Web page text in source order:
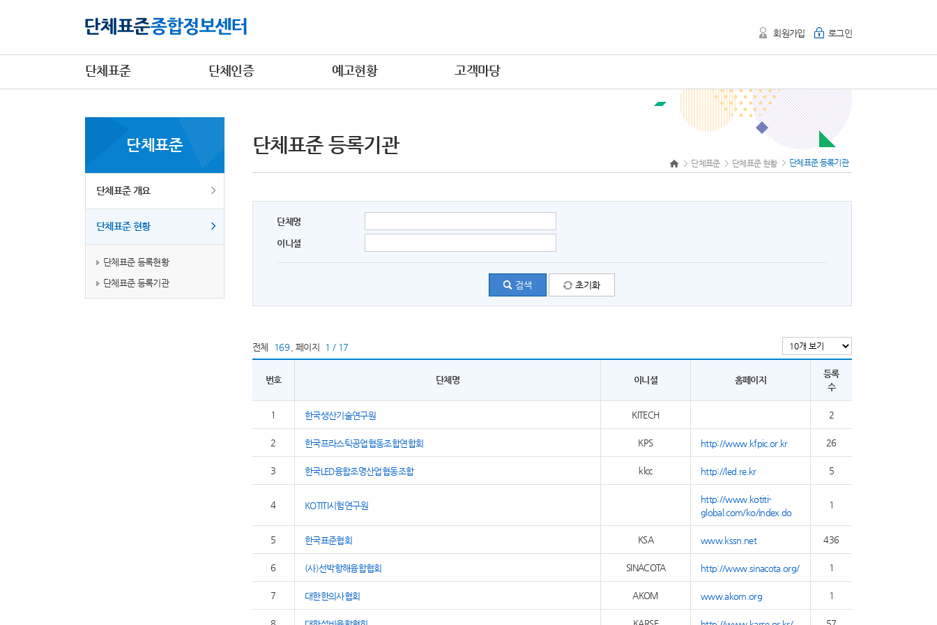
회원가입 로그인
단체표준 단체인증 예고현황 고객마당
단체표준
단체표준 개요
단체표준 현황
단체표준 등록현황
단체표준 등록기관
단체표준 등록기관
단체표준 단체표준 현황 단체표준 등록기관
단체명
이니셜
전체 169 페이지 1 / 17
번호 단체명 이니셜 홈페이지
등록
수
1 한국생산기술연구원 KITECH 2
2 한국프라스틱공업협동조합연합회 KPS http://www.kfpic.or.kr 26
3 한국LED융합조명산업협동조합 klcc http://led.re.kr 5
4 KOTITI시험연구원
http://www.kotiti-
global.com/ko/index.do
1
5 한국표준협회 KSA www.kssn.net 436
6 (사)선박항해융합협회 SINACOTA http://www.sinacota.org/ 1
7 대한한의사협회 AKOM www.akom.org 1